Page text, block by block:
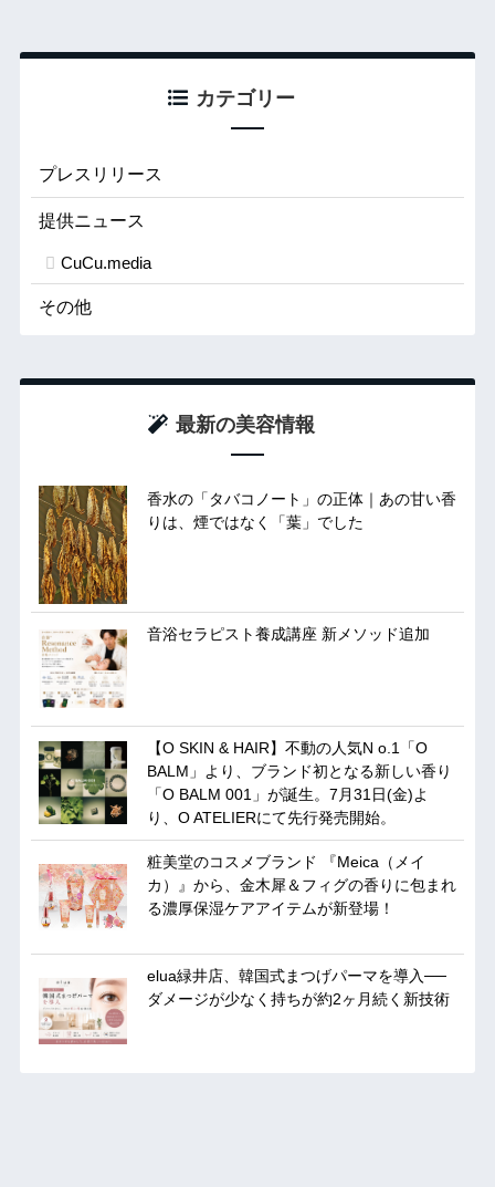
カテゴリー
プレスリリース
提供ニュース
CuCu.media
その他
最新の美容情報
香水の「タバコノート」の正体｜あの甘い香
りは、煙ではなく「葉」でした
音浴セラピスト養成講座 新メソッド追加
【O SKIN & HAIR】不動の人気N o.1「O
BALM」より、ブランド初となる新しい香り
「O BALM 001」が誕生。7月31日(金)よ
り、O ATELIERにて先行発売開始。
粧美堂のコスメブランド 『Meica（メイ
カ）』から、金木犀＆フィグの香りに包まれ
る濃厚保湿ケアアイテムが新登場！
elua緑井店、韓国式まつげパーマを導入──
ダメージが少なく持ちが約2ヶ月続く新技術